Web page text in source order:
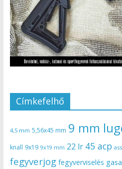
Címkefelhő
4,5 mm 5,56x45 mm 9 mm
knall 9x19 9x19 mm 22 lr 45 acp
fegyverjog fegyverviselés